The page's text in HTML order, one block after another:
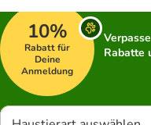
10%
Rabatt für
Deine
Anmeldung
Rabatte